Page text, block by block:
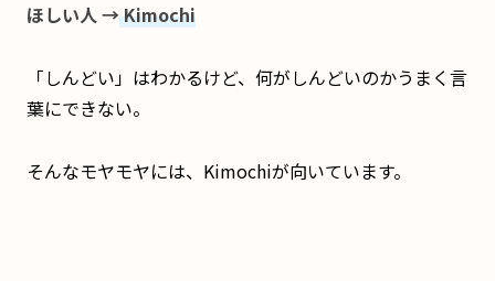
ほしい人 →Kimochi
「しんどい」はわかるけど、何がしんどいのかうまく言
葉にできない。
そんなモヤモヤには、Kimochiが向いています。